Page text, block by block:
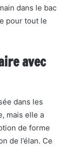
dans le bac
pour tout le
avec
dans les
mais elle a
de forme
de l’élan. Ce